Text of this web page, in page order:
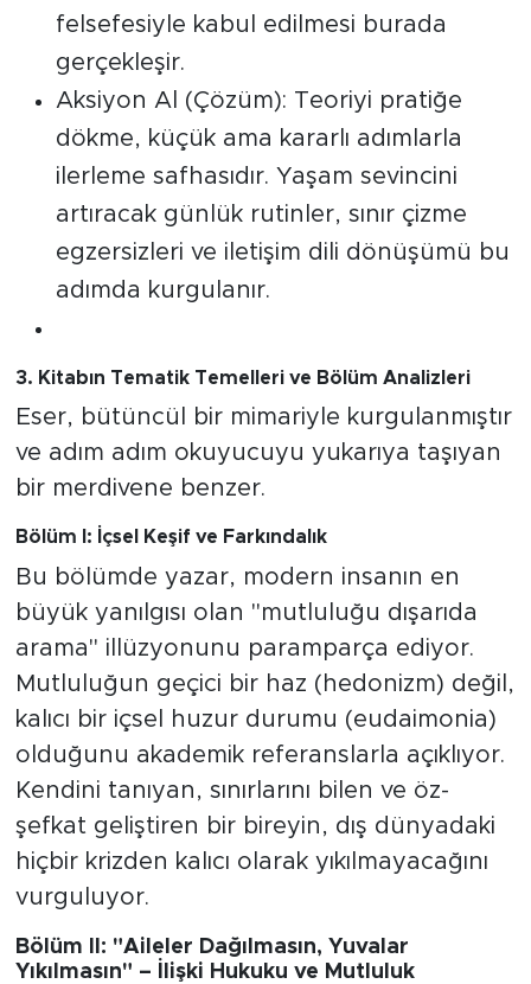
felsefesiyle kabul edilmesi burada
gerçekleşir.
Aksiyon Al (Çözüm): Teoriyi pratiğe
dökme, küçük ama kararlı adımlarla
ilerleme safhasıdır. Yaşam sevincini
artıracak günlük rutinler, sınır çizme
egzersizleri ve iletişim dili dönüşümü bu
adımda kurgulanır.
3. Kitabın Tematik Temelleri ve Bölüm Analizleri
Eser, bütüncül bir mimariyle kurgulanmıştır
ve adım adım okuyucuyu yukarıya taşıyan
bir merdivene benzer.
Bölüm I: İçsel Keşif ve Farkındalık
Bu bölümde yazar, modern insanın en
büyük yanılgısı olan "mutluluğu dışarıda
arama" illüzyonunu paramparça ediyor.
Mutluluğun geçici bir haz (hedonizm) değil,
kalıcı bir içsel huzur durumu (eudaimonia)
olduğunu akademik referanslarla açıklıyor.
Kendini tanıyan, sınırlarını bilen ve öz-
şefkat geliştiren bir bireyin, dış dünyadaki
hiçbir krizden kalıcı olarak yıkılmayacağını
vurguluyor.
Bölüm II: "Aileler Dağılmasın, Yuvalar
Yıkılmasın" – İlişki Hukuku ve Mutluluk